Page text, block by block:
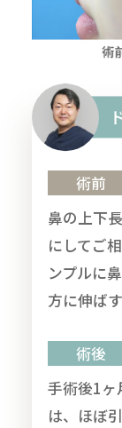
術前
鼻の上下
にしてご
ンプルに
方に伸ば
術後
手術後1ヶ
は、ほぼ